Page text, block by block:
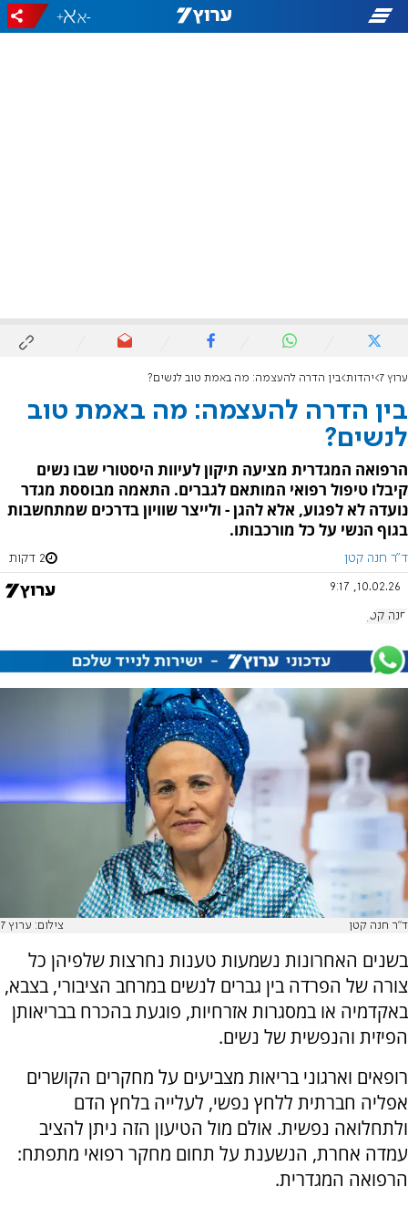
-
+
ערוץ 7 יהדות בין הדרה להעצמה: מה באמת טוב לנשים?
בין הדרה להעצמה: מה באמת טוב
לנשים?
הרפואה המגדרית מציעה תיקון לעיוות היסטורי שבו נשים
קיבלו טיפול רפואי המותאם לגברים. התאמה מבוססת מגדר
נועדה לא לפגוע, אלא להגן - ולייצר שוויון בדרכים שמתחשבות
בגוף הנשי על כל מורכבותו.
ד"ר חנה קטן 2 דקות
10.02.26, 9:17
חנה קטן
ד"ר חנה קטן צילום: ערוץ 7
בשנים האחרונות נשמעות טענות נחרצות שלפיהן כל
צורה של הפרדה בין גברים לנשים במרחב הציבורי, בצבא,
באקדמיה או במסגרות אזרחיות, פוגעת בהכרח בבריאותן
הפיזית והנפשית של נשים.
רופאים וארגוני בריאות מצביעים על מחקרים הקושרים
אפליה חברתית ללחץ נפשי, לעלייה בלחץ הדם
ולתחלואה נפשית. אולם מול הטיעון הזה ניתן להציב
עמדה אחרת, הנשענת על תחום מחקר רפואי מתפתח:
הרפואה המגדרית.